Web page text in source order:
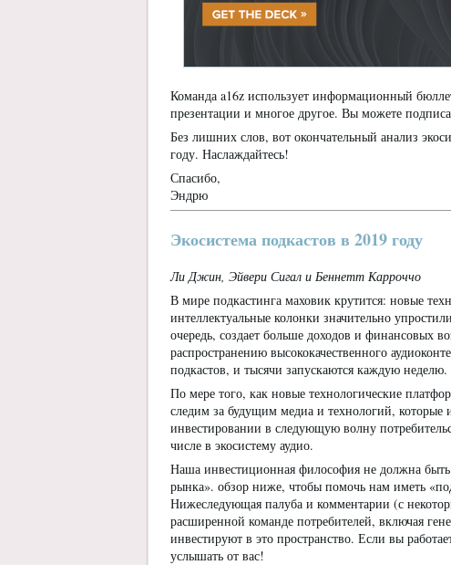
Команда a16z использует информационный
презентации и многое другое. Вы можете
Без лишних слов, вот окончательный анализ
году. Наслаждайтесь!
Спасибо,
Эндрю
Экосистема подкастов в 2019 году
Ли Джин, Эйвери Сигал и Беннетт Карроччо
В мире подкастинга маховик крутится: новые
интеллектуальные колонки значительно
очередь, создает больше доходов и финансовых
распространению высококачественного
подкастов, и тысячи запускаются каждую неделю.
По мере того, как новые технологические
следим за будущим медиа и технологий,
инвестировании в следующую волну
числе в экосистему аудио.
Наша инвестиционная философия не должна
рынка». обзор ниже, чтобы помочь нам иметь
Нижеследующая палуба и комментарии (с
расширенной команде потребителей, включая
инвестируют в это пространство. Если вы
услышать от вас!